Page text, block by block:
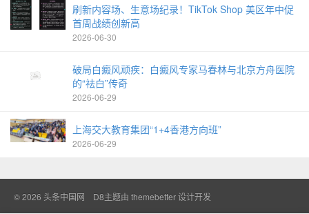
刷新内容场、生意场纪录！TikTok Shop 美区年中促
首周战绩创新高
2026-06-30
破局白癜风顽疾：白癜风专家马春林与北京方舟医院
的“祛白”传奇
2026-06-29
上海交大教育集团“1+4香港方向班”
2026-06-29
© 2026 头条中国网 D8主题由 themebetter设计开发